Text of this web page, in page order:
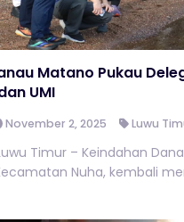
Matano Pukau
UMI
November 2, 2025 Luwu
Timur – Keindahan
Nuha, kembali